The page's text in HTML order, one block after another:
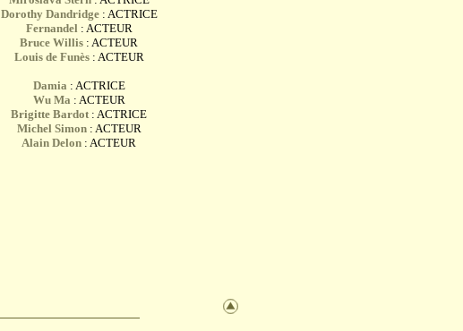
Dorothy Dandridge: ACTRICE
Fernandel : ACTEUR
Bruce Willis : ACTEUR
Louis de Funès: ACTEUR
Damia : ACTRICE
Wu Ma : ACTEUR
Brigitte Bardot : ACTRICE
Michel Simon: ACTEUR
Alain Delon : ACTEUR